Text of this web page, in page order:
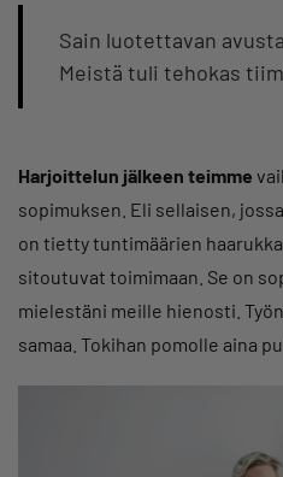
Sain luotettavan
Meistä tuli tehokas
Harjoittelun jälkeen teimme
sopimuksen. Eli sellaisen,
on tietty tuntimäärien
sitoutuvat toimimaan. Se on
mielestäni meille hienosti.
samaa. Tokihan pomolle aina